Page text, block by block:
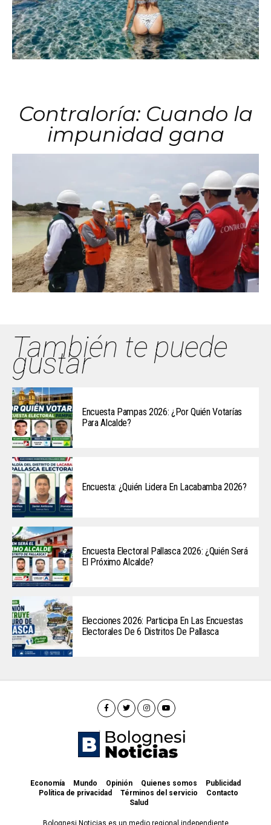
Contraloría: Cuando la
impunidad gana
También te puede
gustar
Encuesta Pampas 2026: ¿Por Quién Votarías
Para Alcalde?
Encuesta: ¿Quién Lidera En Lacabamba 2026?
Encuesta Electoral Pallasca 2026: ¿Quién Será
El Próximo Alcalde?
Elecciones 2026: Participa En Las Encuestas
Electorales De 6 Distritos De Pallasca
Economía Mundo Opinión Quienes somos
Publicidad
Política de privacidad
Términos del servicio
Contacto
Salud